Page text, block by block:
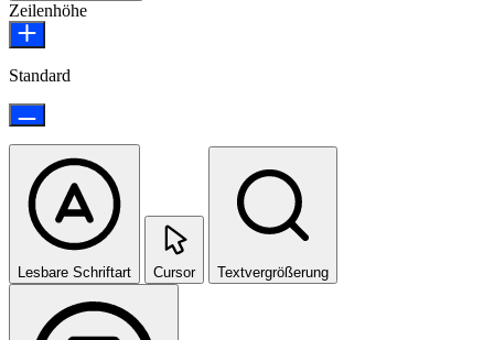
Zeilenhöhe
Standard
Lesbare Schriftart Cursor Textvergrößerung